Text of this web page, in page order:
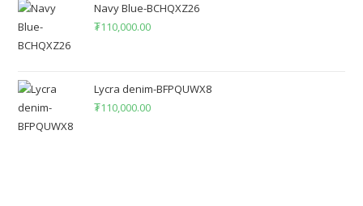
Navy Blue-BCHQXZ26
₮110,000.00
Lycra denim-BFPQUWX8
₮110,000.00